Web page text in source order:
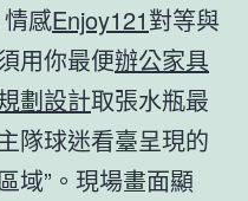
感Enjoy121對等與
用你最便辦公家具
劃設計取張水瓶最
隊球迷看臺呈現的
域”。現場畫面顯